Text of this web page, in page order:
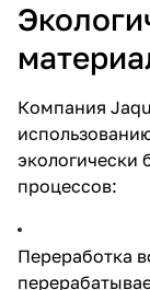
Компания
экологически
процессов:
Переработка